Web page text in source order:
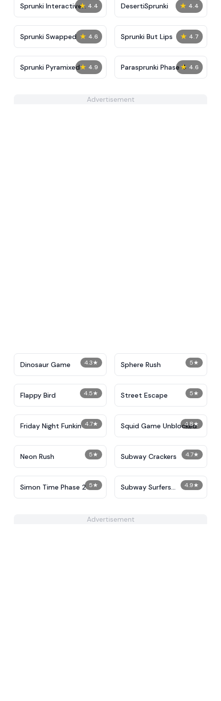
★ 4.4
Sprunki Interactive
Tunner
★ 4.4
DesertiSprunki
★ 4.6
Sprunki Swapped ★ 4.7
Sprunki But Lips
★ 4.9
Sprunki Pyramixed ★ 4.6
​Parasprunki Phase 4
Advertisement
4.3★
Dinosaur Game 5★
Sphere Rush
4.5★
Flappy Bird 5★
Street Escape
4.7★
Friday Night Funkin 4.8★
Squid Game Unblocked
5★
Neon Rush 4.7★
Subway Crackers
5★
Simon Time Phase 2 4.9★
Subway Surfers
Unblocked
Advertisement